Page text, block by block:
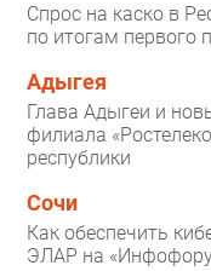
Спрос на каско в
по итогам первого
Адыгея
Глава Адыгеи и
филиала
республики
Сочи
Как обеспечить
ЭЛАР на